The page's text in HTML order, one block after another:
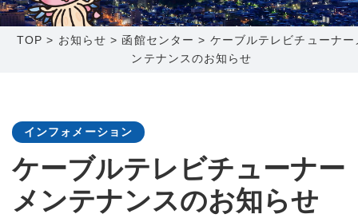
センター情報
障害メンテナンス情報
お問い合わせ
お申し込み
0238-24-2525
営業時間 9:00～18:00
0120-173-577
営業時間 9:15～18:00
〒041-0801
〒950-1189
TOP > お知らせ > 函館センター > ケーブルテレビチューナー
ンテナンスのお知らせ
インフォメーション
ケーブルテレビチューナー
メンテナンスのお知らせ